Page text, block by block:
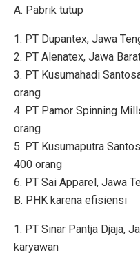
A. Pabrik tutup
1. PT Dupantex, Jawa
2. PT Alenatex, Jawa
3. PT Kusumahadi
orang
4. PT Pamor Spinning
orang
5. PT Kusumaputra
400 orang
6. PT Sai Apparel, Jawa
B. PHK karena efisiensi
1. PT Sinar Pantja Djaja,
karyawan